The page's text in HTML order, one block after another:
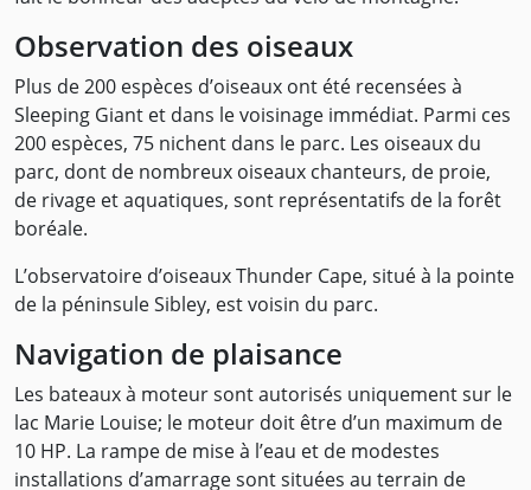
Observation des oiseaux
Plus de 200 espèces d’oiseaux ont été recensées à
Sleeping Giant et dans le voisinage immédiat. Parmi ces
200 espèces, 75 nichent dans le parc. Les oiseaux du
parc, dont de nombreux oiseaux chanteurs, de proie,
de rivage et aquatiques, sont représentatifs de la forêt
boréale.
L’observatoire d’oiseaux Thunder Cape, situé à la pointe
de la péninsule Sibley, est voisin du parc.
Navigation de plaisance
Les bateaux à moteur sont autorisés uniquement sur le
lac Marie Louise; le moteur doit être d’un maximum de
10 HP. La rampe de mise à l’eau et de modestes
installations d’amarrage sont situées au terrain de